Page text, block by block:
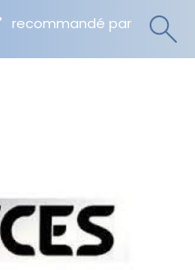
recommandé par